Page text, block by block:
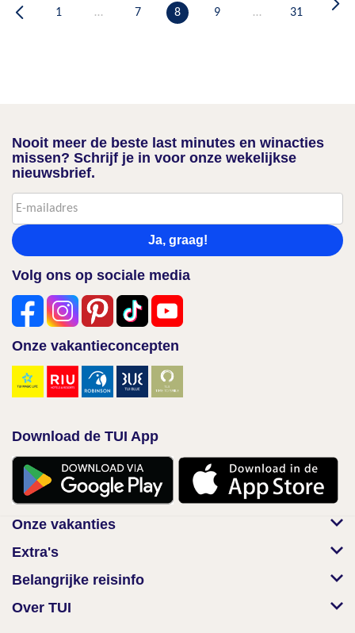
1 … 7 8 9 … 31
Nooit meer de beste last minutes en winacties
missen? Schrijf je in voor onze wekelijkse
nieuwsbrief.
Ja, graag!
Volg ons op sociale media
Onze vakantieconcepten
Download de TUI App
Onze vakanties
Extra's
Belangrijke reisinfo
Over TUI